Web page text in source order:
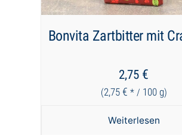
Bonvita Zartbitter mit
2,75 €
(2,75 € * / 100 g)
Weiterlesen